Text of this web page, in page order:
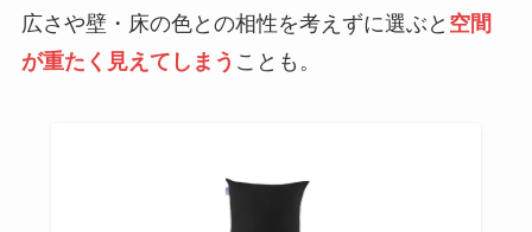
広さや壁・床の色との相性を考えずに選ぶと 空間
が重たく見えてしまう ことも。